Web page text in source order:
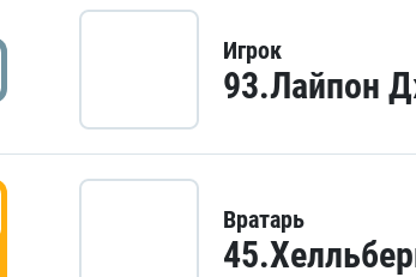
Игрок
93.Лайпон
Вратарь